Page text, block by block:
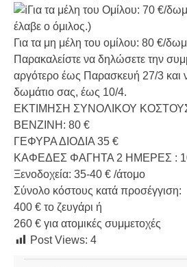
Για τα μέλη του Ομίλου: 70 €/
έλαβε ο όμιλος.)
Για τα μη μέλη του ομίλου: 80 €/
Παρακαλείστε να δηλώσετε την
αργότερο έως Παρασκευή 27/3 και
δωμάτιο σας, έως 10/4.
ΕΚΤΙΜΗΣΗ ΣΥΝΟΛΙΚΟΥ
ΒΕΝΖΙΝΗ: 80 €
ΓΕΦΥΡΑ ΔΙΟΔΙΑ 35 €
ΚΑΦΕΔΕΣ ΦΑΓΗΤΑ 2 ΗΜΕΡΕΣ :
Ξενοδοχεία: 35-40 € /άτομο
Σύνολο κόστους κατά προσέγγιση:
400 € το ζευγάρι ή
260 € για ατομικές συμμετοχές
Post Views: 4